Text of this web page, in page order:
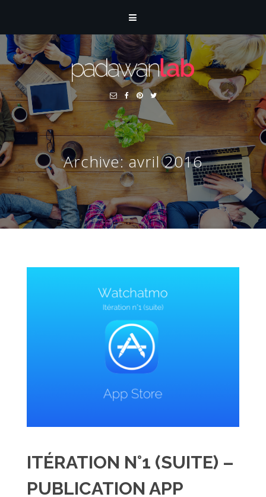
Archive: avril 2016
ITÉRATION N°1 (SUITE) –
PUBLICATION APP